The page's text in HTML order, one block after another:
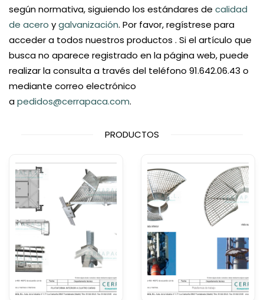
según normativa, siguiendo los estándares de calidad
de acero ygalvanización. Por favor, regístrese para
acceder a todos nuestros productos . Si el artículo que
busca no aparece registrado en la página web, puede
realizar la consulta a través del teléfono 91.642.06.43 o
mediante correo electrónico
apedidos@cerrapaca.com.
PRODUCTOS